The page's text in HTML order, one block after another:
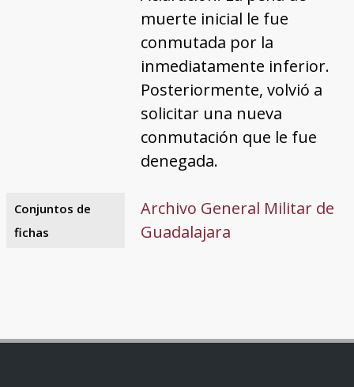
muerte inicial le fue
conmutada por la
inmediatamente inferior.
Posteriormente, volvió a
solicitar una nueva
conmutación que le fue
denegada.
Conjuntos de
fichas
Archivo General Militar de
Guadalajara